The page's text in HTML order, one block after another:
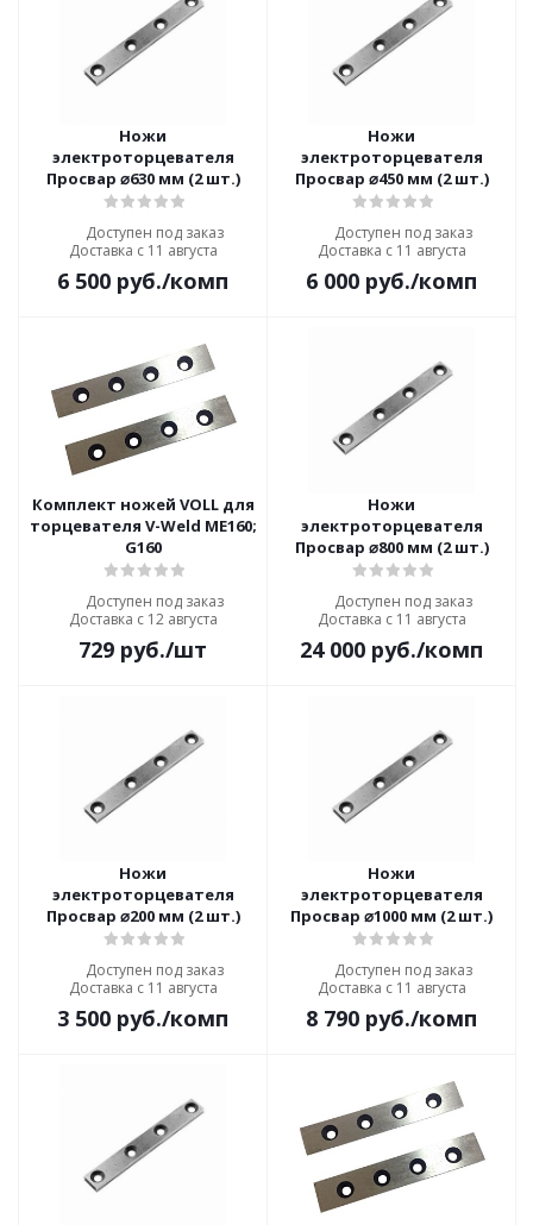
Ножи
электроторцевателя
Просвар ⌀630 мм (2 шт.)
Доступен под заказ
Доставка с 11 августа
6 500 руб./комп
Ножи
электроторцевателя
Просвар ⌀450 мм (2 шт.)
Доступен под заказ
Доставка с 11 августа
6 000 руб./комп
Комплект ножей VOLL для
торцевателя V-Weld ME160;
G160
Доступен под заказ
Доставка с 12 августа
729 руб./шт
Ножи
электроторцевателя
Просвар ⌀800 мм (2 шт.)
Доступен под заказ
Доставка с 11 августа
24 000 руб./комп
Ножи
электроторцевателя
Просвар ⌀200 мм (2 шт.)
Доступен под заказ
Доставка с 11 августа
3 500 руб./комп
Ножи
электроторцевателя
Просвар ⌀1000 мм (2 шт.)
Доступен под заказ
Доставка с 11 августа
8 790 руб./комп